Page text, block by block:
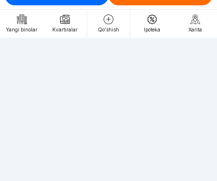
Yangi binolar Kvartiralar Qo'shish Ipoteka Xarita
Пн-Пт. С 9:30 до 18:00
RU UZ